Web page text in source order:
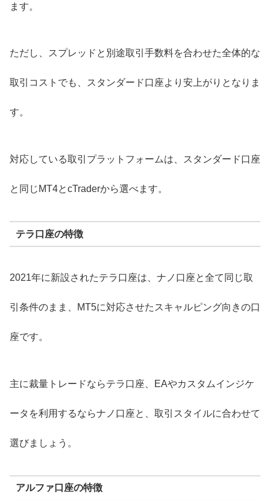
ます。
ただし、スプレッドと別途取引手数料を合わせた全体的な
取引コストでも、スタンダード口座より安上がりとなりま
す。
対応している取引プラットフォームは、スタンダード口座
と同じMT4とcTraderから選べます。
テラ口座の特徴
2021年に新設されたテラ口座は、ナノ口座と全て同じ取
引条件のまま、MT5に対応させたスキャルピング向きの口
座です。
主に裁量トレードならテラ口座、EAやカスタムインジケ
ータを利用するならナノ口座と、取引スタイルに合わせて
選びましょう。
アルファ口座の特徴